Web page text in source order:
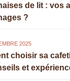
de lit : vos
?
2025
choisir sa
et